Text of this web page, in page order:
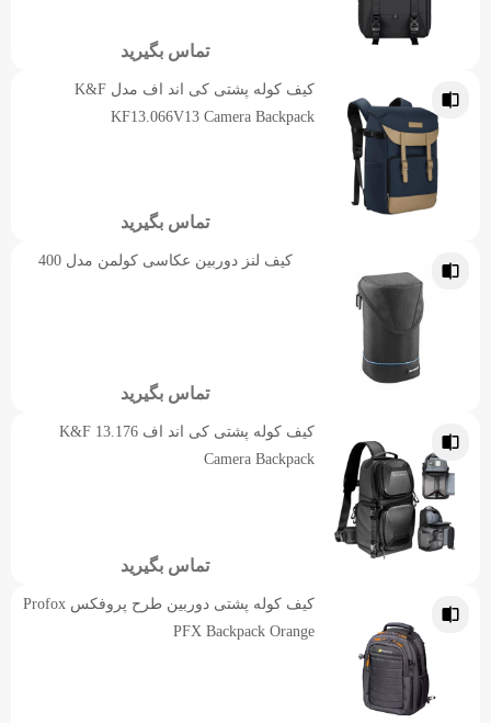
تماس بگیرید
کیف کوله پشتی کی‌ اند اف مدل K&F
KF13.066V13 Camera Backpack
تماس بگیرید
کیف لنز دوربین عکاسی کولمن مدل 400
تماس بگیرید
کیف کوله پشتی کی‌ اند اف K&F 13.176
Camera Backpack
تماس بگیرید
کیف کوله پشتی دوربین طرح پروفکس Profox
PFX Backpack Orange